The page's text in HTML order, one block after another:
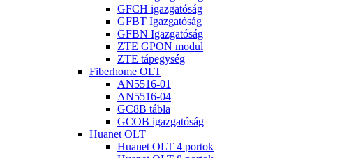
GFCH igazgatóság
GFBT Igazgatóság
GFBN Igazgatóság
ZTE GPON modul
ZTE tápegység
Fiberhome OLT
AN5516-01
AN5516-04
GC8B tábla
GCOB igazgatóság
Huanet OLT
Huanet OLT 4 portok